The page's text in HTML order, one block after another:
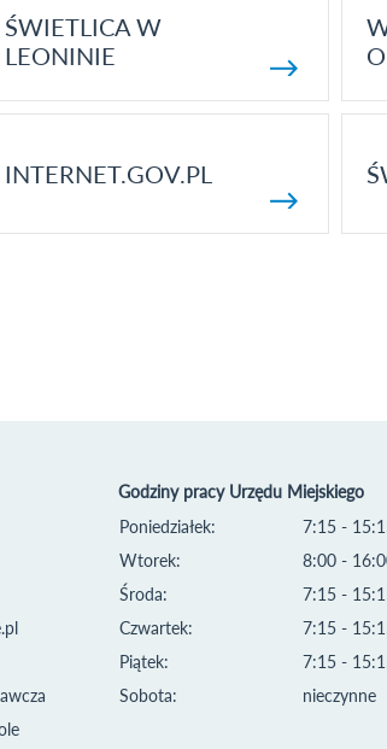
ŚWIETLICA W
LEONINIE
INTERNET.GOV.PL
Godziny pracy Urzędu Miejskiego
Poniedziałek:
Wtorek:
Środa:
Czwartek:
Piątek:
Sobota:
7:15 -
8:00 -
7:15 -
7:15 -
7:15 -
nieczynne